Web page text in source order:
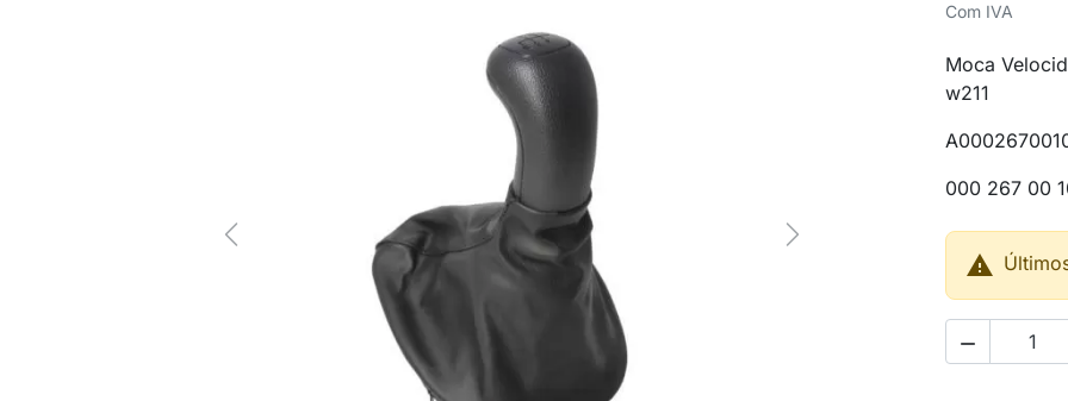
Previous Next
Com IVA
Moca
w211
000 267 00

